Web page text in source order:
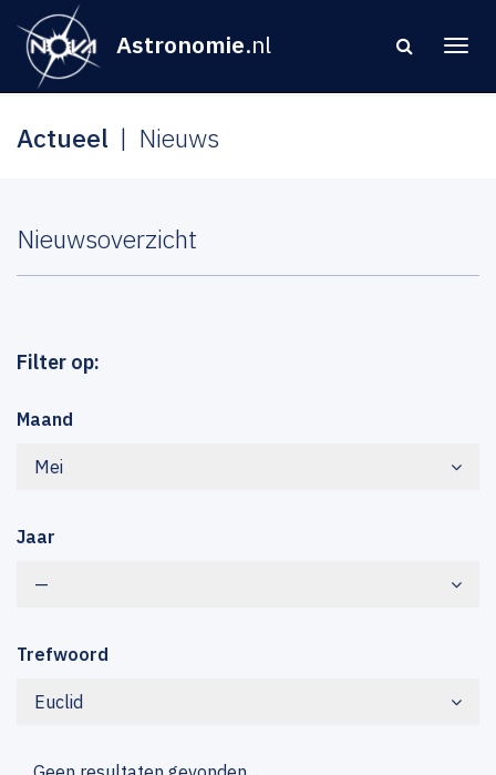
Astronomie.nl
Actueel Nieuws
Nieuwsoverzicht
Filter op:
Maand
Mei
Jaar
—
Trefwoord
Euclid